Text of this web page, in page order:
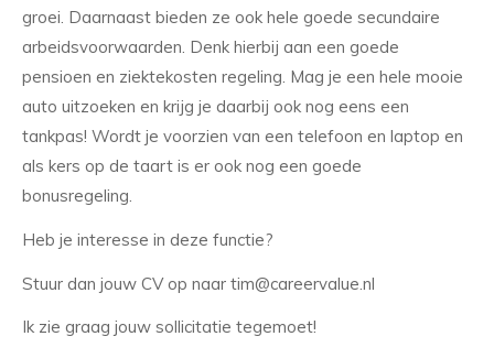
groei. Daarnaast bieden ze ook hele goede secundaire
arbeidsvoorwaarden. Denk hierbij aan een goede
pensioen en ziektekosten regeling. Mag je een hele mooie
auto uitzoeken en krijg je daarbij ook nog eens een
tankpas! Wordt je voorzien van een telefoon en laptop en
als kers op de taart is er ook nog een goede
bonusregeling.
Heb je interesse in deze functie?
Stuur dan jouw CV op naar tim@careervalue.nl
Ik zie graag jouw sollicitatie tegemoet!